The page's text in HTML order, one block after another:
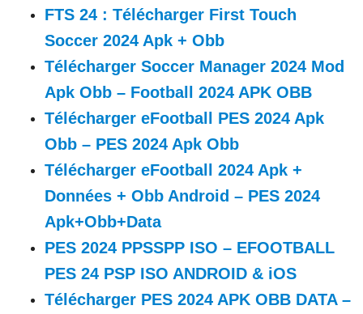
FTS 24 : Télécharger First Touch
Soccer 2024 Apk + Obb
Télécharger Soccer Manager 2024 Mod
Apk Obb – Football 2024 APK OBB
Télécharger eFootball PES 2024 Apk
Obb – PES 2024 Apk Obb
Télécharger eFootball 2024 Apk +
Données + Obb Android – PES 2024
Apk+Obb+Data
PES 2024 PPSSPP ISO – EFOOTBALL
PES 24 PSP ISO ANDROID & iOS
Télécharger PES 2024 APK OBB DATA –